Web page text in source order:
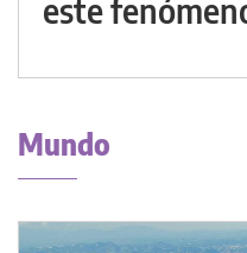
este
Mundo